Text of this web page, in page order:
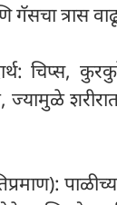
त्रास
चिप्स,
ज्यामुळे